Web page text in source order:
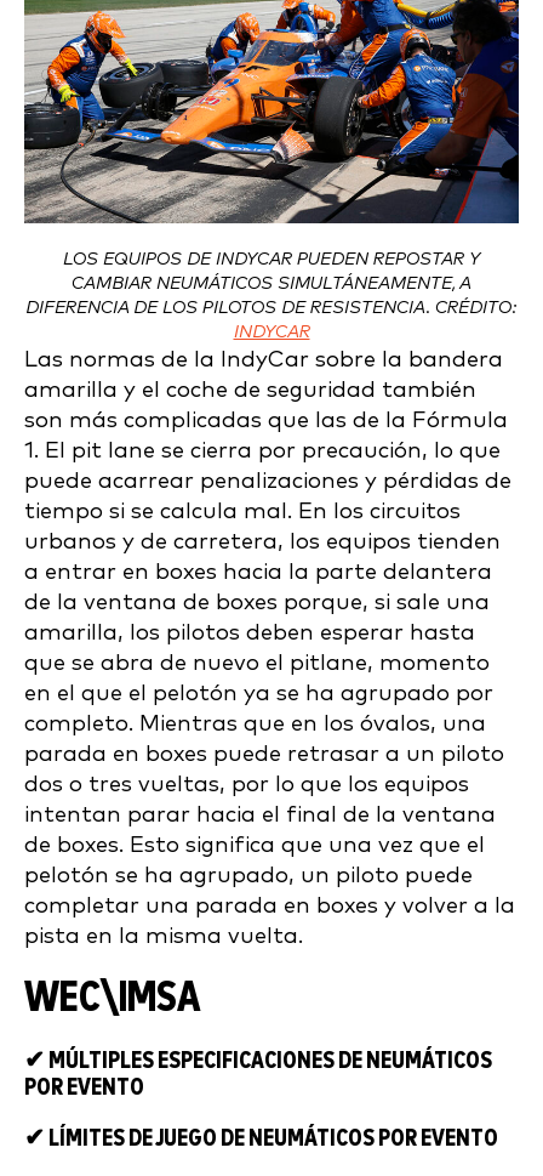
LOS EQUIPOS DE INDYCAR PUEDEN REPOSTAR Y
CAMBIAR NEUMÁTICOS SIMULTÁNEAMENTE, A
DIFERENCIA DE LOS PILOTOS DE RESISTENCIA. CRÉDITO:
INDYCAR
Las normas de la IndyCar sobre la bandera
amarilla y el coche de seguridad también
son más complicadas que las de la Fórmula
1. El pit lane se cierra por precaución, lo que
puede acarrear penalizaciones y pérdidas de
tiempo si se calcula mal. En los circuitos
urbanos y de carretera, los equipos tienden
a entrar en boxes hacia la parte delantera
de la ventana de boxes porque, si sale una
amarilla, los pilotos deben esperar hasta
que se abra de nuevo el pitlane, momento
en el que el pelotón ya se ha agrupado por
completo. Mientras que en los óvalos, una
parada en boxes puede retrasar a un piloto
dos o tres vueltas, por lo que los equipos
intentan parar hacia el final de la ventana
de boxes. Esto significa que una vez que el
pelotón se ha agrupado, un piloto puede
completar una parada en boxes y volver a la
pista en la misma vuelta.
WEC\IMSA
✔ MÚLTIPLES ESPECIFICACIONES DE NEUMÁTICOS
POR EVENTO
✔ LÍMITES DE JUEGO DE NEUMÁTICOS POR EVENTO